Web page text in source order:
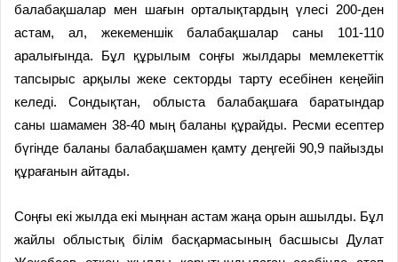
балабақшалар мен шағын орталықтардың үлесі 200-ден
астам, ал, жекеменшік балабақшалар саны 101-110
аралығында. Бұл құрылым соңғы жылдары мемлекеттік
тапсырыс арқылы жеке секторды тарту есебінен кеңейіп
келеді. Сондықтан, облыста балабақшаға баратындар
саны шамамен 38-40 мың баланы құрайды. Ресми есептер
бүгінде баланы балабақшамен қамту деңгейі 90,9 пайызды
құрағанын айтады.
Соңғы екі жылда екі мыңнан астам жаңа орын ашылды. Бұл
жайлы облыстық білім басқармасының басшысы Дулат